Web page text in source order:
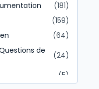
181
159
64
de
24
5